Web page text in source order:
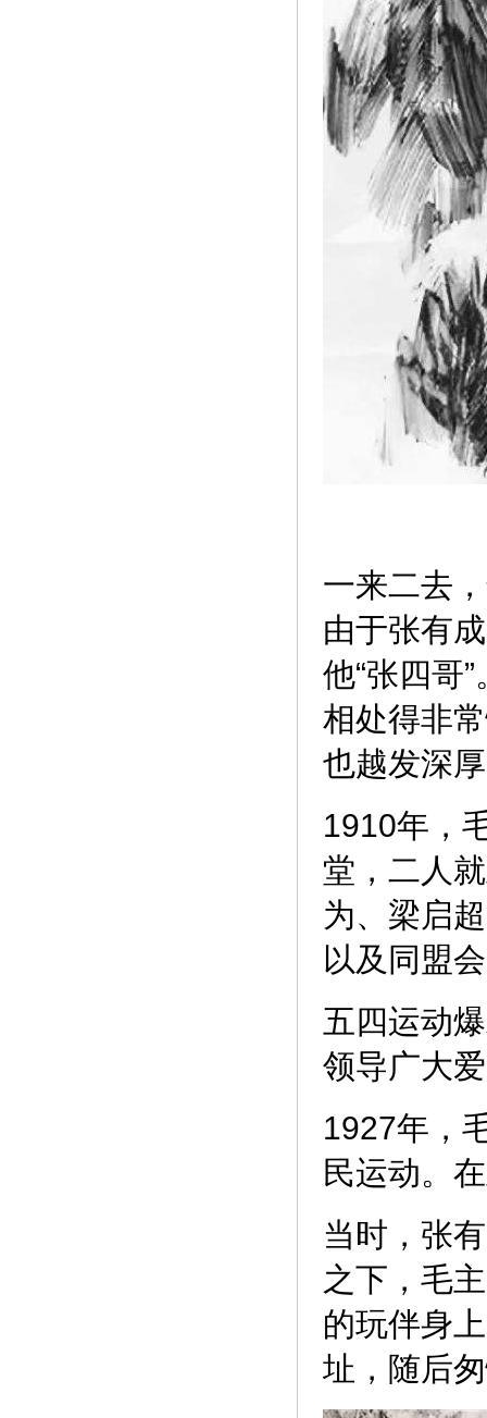
一来二去
由于张有
他“张四哥
相处得非
也越发深
1910年，
堂，二人
为、梁启
以及同盟
五四运动
领导广大
1927年，
民运动。
当时，张
之下，毛
的玩伴身
址，随后